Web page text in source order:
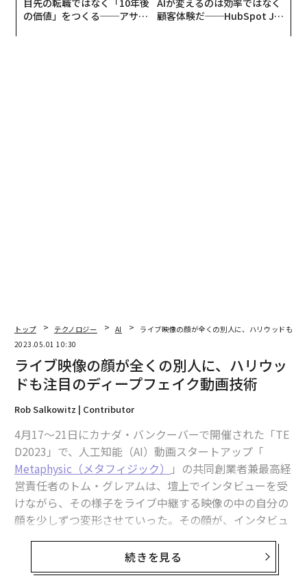
編集＝上田裕資
2026年9月号発売中
最新号の購入はこちらから
メンバーシップに登録する
目先の転職ではなく「10年後
の価値」をつくる──アサイ
AIが変えるのは効率ではなく
顧客体験だ──HubSpot Ja
トップ テクノロジー AI
ライブ映像の顔が全くの別人に、ハリウッドも注
2023.05.01 10:30
ライブ映像の顔が全くの別人に、ハリウッ
ドも注目のディープフェイク動画技術
Rob Salkowitz | Contributor
4月17～21日にカナダ・バンクーバーで開催された「TE
D2023」で、人工知能（AI）動画スタートアップ「
Metaphysic（メタフィジック）
」の共同創業者兼最高経
営責任者のトム・グレアムは、壇上でインタビューを受
けながら、その様子をライブ中継する映像の中の自分の
顔を少しずつ変形させていった。その顔が、インタビュ
アーを務めるTEDディレクターのクリス・アンダーソン
のものにすっかり変わると、会場中が息をのんだ。聴衆
は、技術の妙に感銘を受けたのと同じくらい、この技術
続きを見る